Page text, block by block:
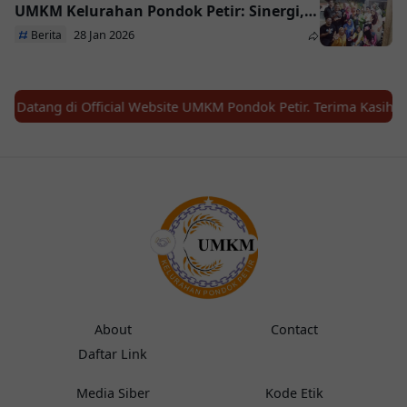
Idul Fitri
UMKM Kelurahan Pondok Petir: Sinergi,
Kolaborasi, dan Penguatan UMKM
Berita 28 Jan 2026
di Official Website UMKM Pondok Petir. Terima Kasih
About
Contact
Daftar Link
Media Siber Kode Etik